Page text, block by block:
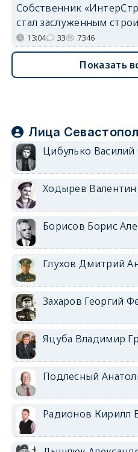
Собственник
стал заслуженным
13:04 33 7346
Показать
Лица
Цибулько
Ходырев Валентин
Борисов Борис
Глухов Дмитрий
Захаров Георгий
Яцуба Владимир
Подлесный
Радионов Кирилл